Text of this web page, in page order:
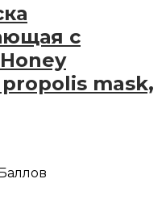
с
mask,